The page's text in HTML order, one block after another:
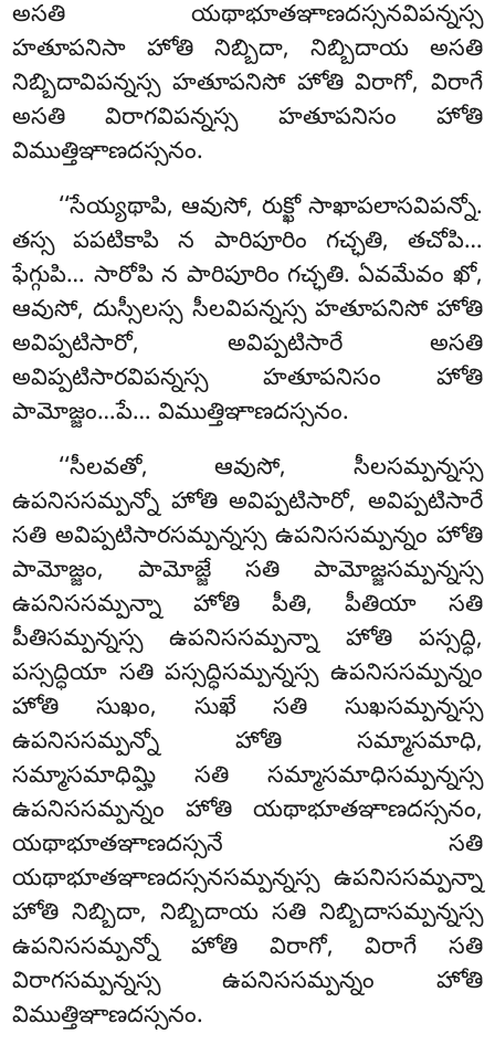
అసతి యథాభూతఞాణదస్సనవిపన్నస్స
హతూపనిసా హోతి నిబ్బిదా, నిబ్బిదాయ అసతి
నిబ్బిదావిపన్నస్స హతూపనిసో హోతి విరాగో, విరాగే
అసతి విరాగవిపన్నస్స హతూపనిసం హోతి
విముత్తిఞాణదస్సనం.
‘‘సేయ్యథాపి, ఆవుసో, రుక్ఖో సాఖాపలాసవిపన్నో.
తస్స పపటికాపి న పారిపూరిం గచ్ఛతి, తచోపి…
ఫేగ్గుపి… సారోపి న పారిపూరిం గచ్ఛతి. ఏవమేవం ఖో,
ఆవుసో, దుస్సీలస్స సీలవిపన్నస్స హతూపనిసో హోతి
అవిప్పటిసారో, అవిప్పటిసారే అసతి
అవిప్పటిసారవిపన్నస్స హతూపనిసం హోతి
పామోజ్జం…పే… విముత్తిఞాణదస్సనం.
‘‘సీలవతో, ఆవుసో, సీలసమ్పన్నస్స
ఉపనిససమ్పన్నో హోతి అవిప్పటిసారో, అవిప్పటిసారే
సతి అవిప్పటిసారసమ్పన్నస్స ఉపనిససమ్పన్నం హోతి
పామోజ్జం, పామోజ్జే సతి పామోజ్జసమ్పన్నస్స
ఉపనిససమ్పన్నా హోతి పీతి, పీతియా సతి
పీతిసమ్పన్నస్స ఉపనిససమ్పన్నా హోతి పస్సద్ధి,
పస్సద్ధియా సతి పస్సద్ధిసమ్పన్నస్స ఉపనిససమ్పన్నం
హోతి సుఖం, సుఖే సతి సుఖసమ్పన్నస్స
ఉపనిససమ్పన్నో హోతి సమ్మాసమాధి,
సమ్మాసమాధిమ్హి సతి సమ్మాసమాధిసమ్పన్నస్స
ఉపనిససమ్పన్నం హోతి యథాభూతఞాణదస్సనం,
యథాభూతఞాణదస్సనే సతి
యథాభూతఞాణదస్సనసమ్పన్నస్స ఉపనిససమ్పన్నా
హోతి నిబ్బిదా, నిబ్బిదాయ సతి నిబ్బిదాసమ్పన్నస్స
ఉపనిససమ్పన్నో హోతి విరాగో, విరాగే సతి
విరాగసమ్పన్నస్స ఉపనిససమ్పన్నం హోతి
విముత్తిఞాణదస్సనం.